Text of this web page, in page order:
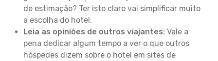
de estimação? Ter isto claro vai simplificar muito
a escolha do hotel.
Leia as opiniões de outros viajantes: Vale a
pena dedicar algum tempo a ver o que outros
hóspedes dizem sobre o hotel em sites de